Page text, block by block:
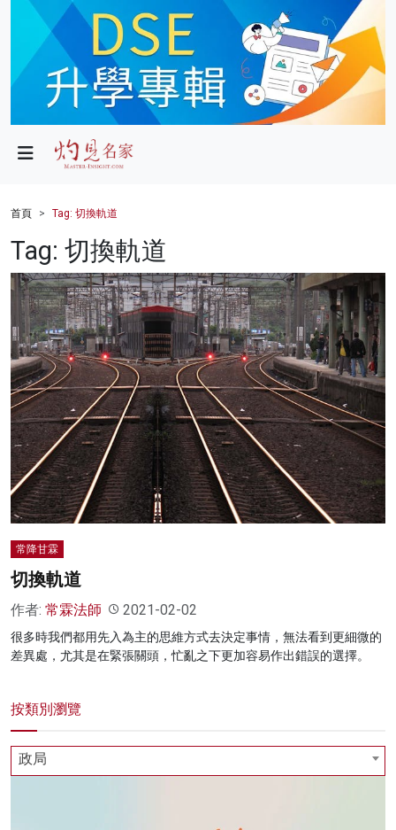
政局
財經
健康
商業
科技
影片
名家榜
灼見活動
關於我們
首頁 Tag: 切換軌道
Tag: 切換軌道
常降甘霖
切換軌道
作者: 常霖法師 2021-02-02
很多時我們都用先入為主的思維方式去決定事情，無法看到更細微的
差異處，尤其是在緊張關頭，忙亂之下更加容易作出錯誤的選擇。
按類別瀏覽
政局